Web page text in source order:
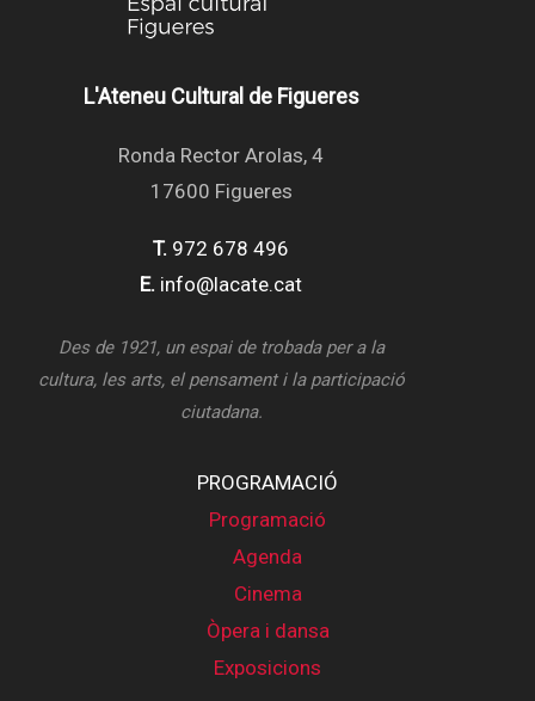
L'Ateneu Cultural de Figueres
Ronda Rector Arolas, 4
17600 Figueres
T. 972 678 496
E. info@lacate.cat
Des de 1921, un espai de trobada per a la
cultura, les arts, el pensament i la participació
ciutadana.
PROGRAMACIÓ
Programació
Agenda
Cinema
Òpera i dansa
Exposicions